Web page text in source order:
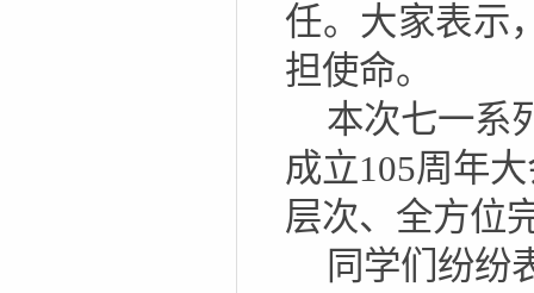
任。大家表示
担使命。
本次七一系
成立105周年
层次、全方位
同学们纷纷